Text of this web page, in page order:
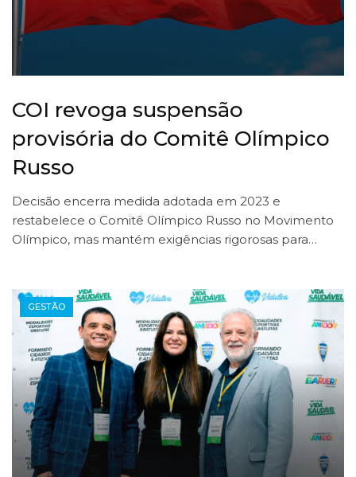
COI revoga suspensão
provisória do Comitê Olímpico
Russo
Decisão encerra medida adotada em 2023 e
restabelece o Comitê Olímpico Russo no Movimento
Olímpico, mas mantém exigências rigorosas para…
GESTÃO